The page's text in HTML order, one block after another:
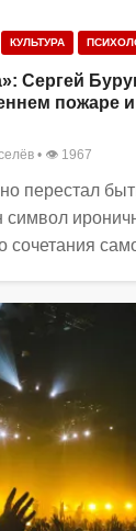
КУЛЬТУРА
Сергей
пожаре
• 👁 1967
перестал
символ
сочетания